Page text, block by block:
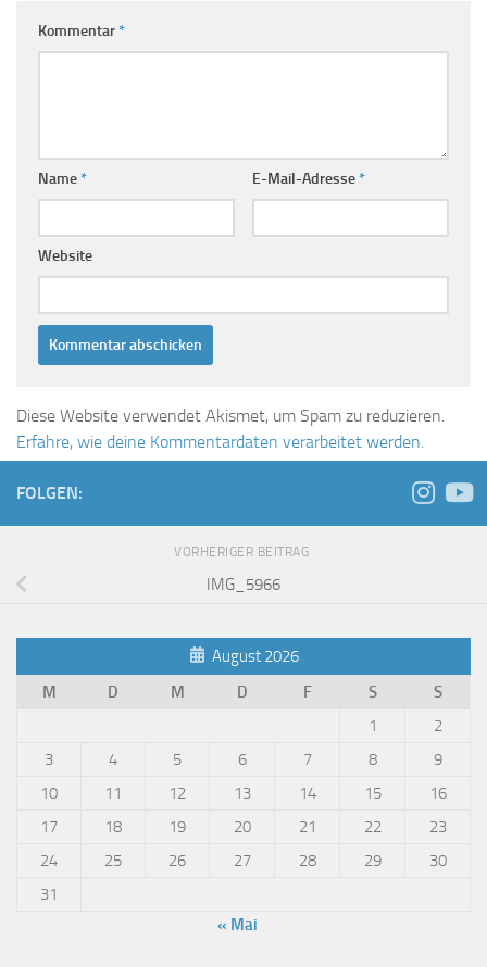
Kommentar*
Name* E-Mail-Adresse*
Website
Diese Website verwendet Akismet, um Spam zu reduzieren.
Erfahre, wie deine Kommentardaten verarbeitet werden.
FOLGEN:
VORHERIGER BEITRAG
IMG_5966
August 2026
M
D M D F S
S
1
2
3
4 5 6 7 8
9
10
11 12 13 14 15
16
17
18 19 20 21 22
23
24
25 26 27 28 29
30
31
« Mai